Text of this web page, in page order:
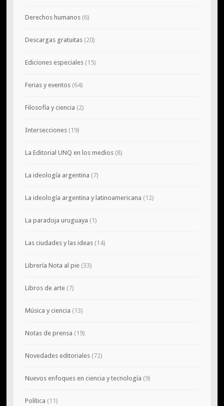
Derechos humanos(6)
Descargas gratuitas(20)
Ediciones especiales(15)
Ferias y eventos(64)
Filosofía y ciencia (2)
Intersecciones(19)
La Editorial UNQ en los medios(8)
La ideología argentina (7)
La ideología argentina y latinoamericana (12)
La paradoja uruguaya (1)
Las ciudades y las ideas(14)
Librería Nota al pie(33)
Libros de arte(7)
Música y ciencia (13)
Notas de prensa (19)
Novedades editoriales(72)
Nuevos enfoques en ciencia y tecnología (9)
Política (11)